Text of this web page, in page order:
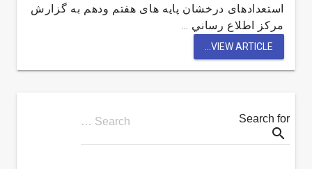
استعدادهای درخشان پایه های هفتم ودهم به گزارش
مركز اطلاع رساني …
VIEW ARTICLE...
Search for
Search …
search